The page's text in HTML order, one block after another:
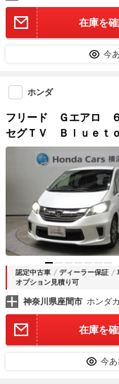
在庫を
今
ホンダ
フリード Ｇエアロ
セグＴＶ Ｂｌｕｅｔ
動ドア ＨＩＤヘッド
アバイザー ワンオ
認定中古車 ディーラー保証
オプション見積り可
神奈川県座間市 ホンダ
在庫を
今